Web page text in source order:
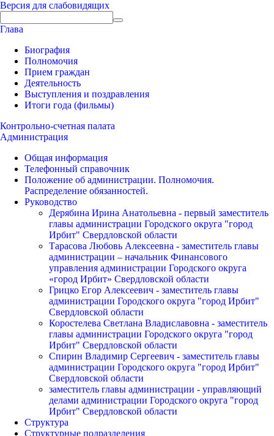
Версия для слабовидящих
Глава
Биография
Полномочия
Прием граждан
Деятельность
Выступления и поздравления
Итоги года (фильмы)
Контрольно-счетная палата
Администрация
Общая информация
Телефонный справочник
Положение об администрации. Полномочия.
Распределение обязанностей.
Руководство
Дерябина Ирина Анатольевна - первый заместитель
главы администрации Городского округа "город
Ирбит" Свердловской области
Тарасова Любовь Алексеевна - заместитель главы
администрации – начальник Финансового
управления администрации Городского округа
«город Ирбит» Свердловской области
Грицко Егор Алексеевич - заместитель главы
администрации Городского округа "город Ирбит"
Свердловской области
Коростелева Светлана Владиславовна - заместитель
главы администрации Городского округа "город
Ирбит" Свердловской области
Спирин Владимир Сергеевич - заместитель главы
администрации Городского округа "город Ирбит"
Свердловской области
заместитель главы администрации - управляющий
делами администрации Городского округа "город
Ирбит" Свердловской области
Структура
Структурные подразделения